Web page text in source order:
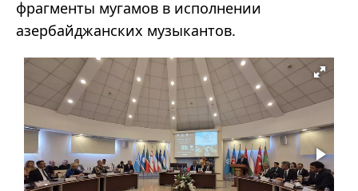
фрагменты мугамов в исполнении
азербайджанских музыкантов.